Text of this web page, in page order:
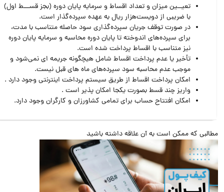
تعیــین میزان و تعداد اقساط و سرمایه پایان دوره (بجز قســـط اول)
با ضریبی از دویست‌هزار ریال به عهده سپرده‌گذار است.
در صورت توقف جریان سپرده‌گذاری سود حاصله متناسب با مدت،
برای سپرده‌های اندوخته تا پایان دوره محاسبه و سرمایه پایان دوره
نیز متناسب با اقساط پرداخت شده است.
تأخیر یا عدم پرداخت اقساط شامل هیچگونه جریمه ای نمی‌شود و
موجب عدم محاسبه سود سپرده‌های ماه های قبل نیست.
امکان پرداخت اقساط از طریق سیستم پرداخت اینترنتی وجود دارد .
واریز چند قسط بصورت یکجا امکان پذیر است .
امکان افتتاح حساب برای تمامی کشاورزان و کارگران وجود دارد.
که ممکن است به آن علاقه داشته باشید